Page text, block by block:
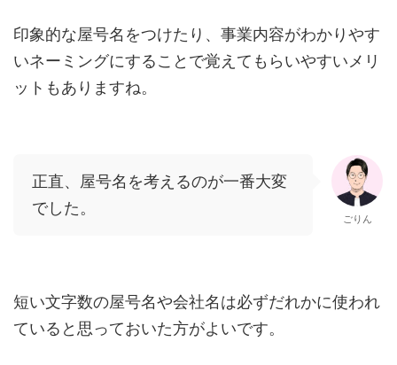
印象的な屋号名をつけたり、事業内容がわかりやす
いネーミングにすることで覚えてもらいやすいメリ
ットもありますね。
正直、屋号名を考えるのが一番大変
でした。
ごりん
短い文字数の屋号名や会社名は必ずだれかに使われ
ていると思っておいた方がよいです。